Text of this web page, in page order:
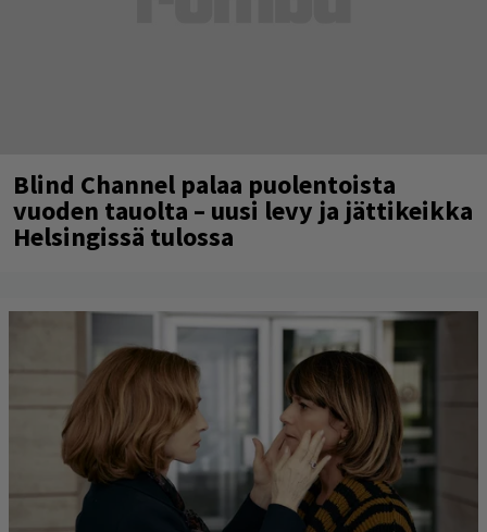
Blind Channel palaa puolentoista
vuoden tauolta – uusi levy ja jättikeikka
Helsingissä tulossa